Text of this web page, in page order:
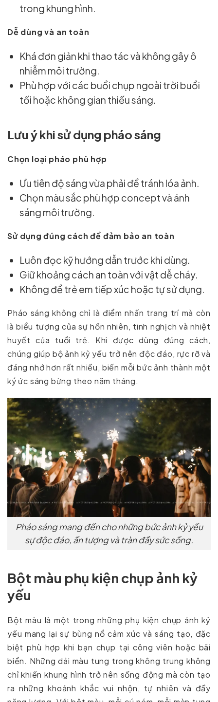
trong khung hình.
Dễ dùng và an toàn
Khá đơn giản khi thao tác và không gây ô
nhiễm môi trường.
Phù hợp với các buổi chụp ngoài trời buổi
tối hoặc không gian thiếu sáng.
Lưu ý khi sử dụng pháo sáng
Chọn loại pháo phù hợp
Ưu tiên độ sáng vừa phải để tránh lóa ảnh.
Chọn màu sắc phù hợp concept và ánh
sáng môi trường.
Sử dụng đúng cách để đảm bảo an toàn
Luôn đọc kỹ hướng dẫn trước khi dùng.
Giữ khoảng cách an toàn với vật dễ cháy.
Không để trẻ em tiếp xúc hoặc tự sử dụng.
Pháo sáng không chỉ là điểm nhấn trang trí mà còn
là biểu tượng của sự hồn nhiên, tinh nghịch và nhiệt
huyết của tuổi trẻ. Khi được dùng đúng cách,
chúng giúp bộ ảnh kỷ yếu trở nên độc đáo, rực rỡ và
đáng nhớ hơn rất nhiều, biến mỗi bức ảnh thành một
ký ức sáng bừng theo năm tháng.
Pháo sáng mang đến cho những bức ảnh kỷ yếu
sự độc đáo, ấn tượng và tràn đầy sức sống.
Bột màu phụ kiện chụp ảnh kỷ
yếu
Bột màu là một trong những phụ kiện chụp ảnh kỷ
yếu mang lại sự bùng nổ cảm xúc và sáng tạo, đặc
biệt phù hợp khi bạn chụp tại công viên hoặc bãi
biển. Những dải màu tung trong không trung không
chỉ khiến khung hình trở nên sống động mà còn tạo
ra những khoảnh khắc vui nhộn, tự nhiên và đầy